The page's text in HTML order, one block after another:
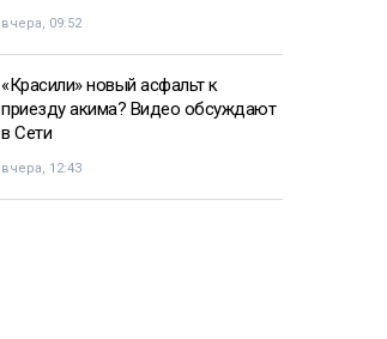
вчера, 09:52
«Красили» новый асфальт к
приезду акима? Видео обсуждают
в Сети
вчера, 12:43